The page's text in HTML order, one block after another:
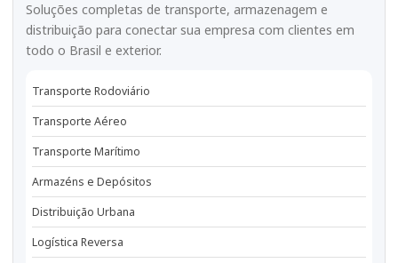
Soluções completas de transporte, armazenagem e
distribuição para conectar sua empresa com clientes em
todo o Brasil e exterior.
Transporte Rodoviário
Transporte Aéreo
Transporte Marítimo
Armazéns e Depósitos
Distribuição Urbana
Logística Reversa